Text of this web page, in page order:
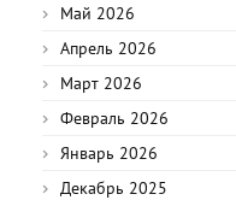
Май 2026
Апрель 2026
Март 2026
Февраль 2026
Январь 2026
Декабрь 2025